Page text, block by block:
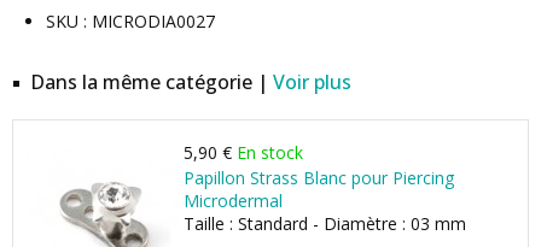
SKU : MICRODIA0027
Dans la même catégorie | Voir plus
5,90 € En stock
Papillon Strass Blanc pour Piercing
Microdermal
Taille : Standard - Diamètre : 03 mm